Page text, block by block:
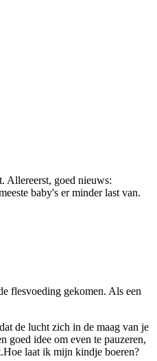
Allereerst, goed nieuws:
baby's er minder last van.
flesvoeding gekomen. Als een
de lucht zich in de maag van je
idee om even te pauzeren,
laat ik mijn kindje boeren?